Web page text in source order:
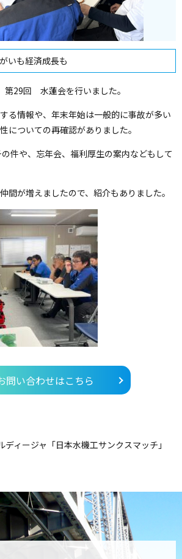
いも経済成長も
第29回 水蓮会を行いました。
る情報や、年末年始は一般的に事故が多い
についての再確認がありました。
件や、忘年会、福利厚生の案内などもして
間が増えましたので、紹介もありました。
問い合わせはこちら
ィージャ「日本水機工サンクスマッチ」